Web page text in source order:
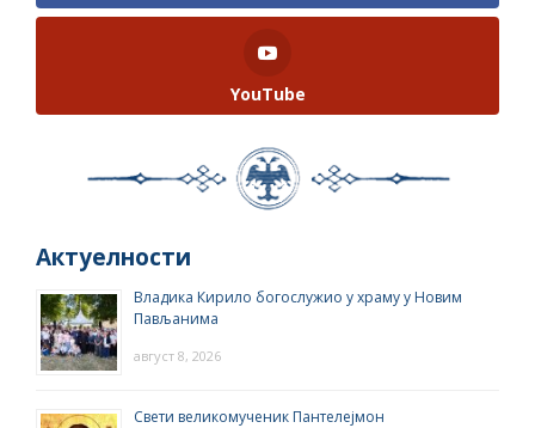
YouTube
Актуелности
Владика Кирило богослужио у храму у Новим
Пављанима
август 8, 2026
Свети великомученик Пантелејмон